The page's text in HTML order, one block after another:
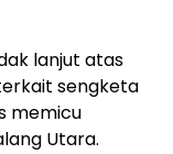
lanjut atas
sengketa
memicu
Utara.